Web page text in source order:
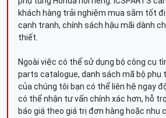
khách hàng trải nghiệm mua sắm tốt
cạnh tranh, chính sách hậu mãi dành
thiết.
Ngoài việc có thể sử dụng bộ công cụ
parts catalogue, danh sách mã bộ phụ
của chúng tôi bạn có thể liên hệ ngay
có thể nhận tư vấn chính xác hơn, hỗ
báo giá theo giá trị đơn hàng hoặc nhu